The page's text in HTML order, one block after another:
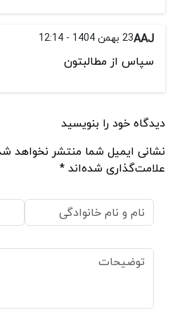
AAJ23 بهمن 1404 - 12:14
سپاس از مطالبتون
دیدگاه خود را بنویسید
نشانی ایمیل شما منتشر نخواهد
علامت‌گذاری شده‌اند *